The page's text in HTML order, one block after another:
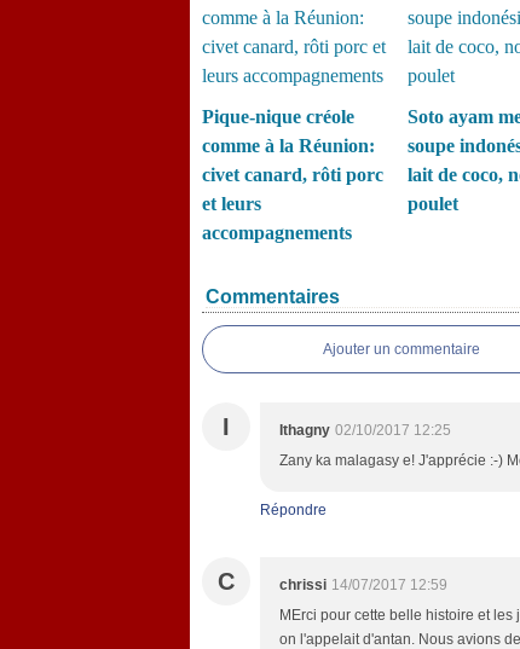
Pique-nique créole
comme à la Réunion:
civet canard, rôti porc
et leurs
accompagnements
Soto ayam
soupe
lait de coco,
poulet
Commentaires
Ajouter un commentaire
I Ithagny 02/10/2017 12:25
Zany ka malagasy e! J'apprécie :-)
Répondre
C chrissi 14/07/2017 12:59
MErci pour cette belle histoire et
on l'appelait d'antan. Nous avions